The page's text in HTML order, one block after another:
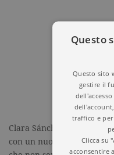
Clara Sánchez, l’autrice
con un nuovo romanzo
Questo
Questo sito
gestire il
traffico e
Clicca su
acconsentire